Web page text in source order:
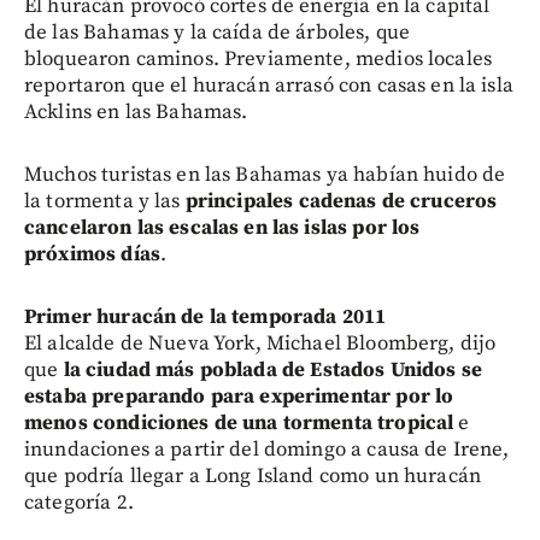
El huracán provocó cortes de energía en la capital
de las Bahamas y la caída de árboles, que
bloquearon caminos. Previamente, medios locales
reportaron que el huracán arrasó con casas en la isla
Acklins en las Bahamas.
Muchos turistas en las Bahamas ya habían huido de
la tormenta y las principales cadenas de cruceros
cancelaron las escalas en las islas por los
próximos días.
Primer huracán de la temporada 2011
El alcalde de Nueva York, Michael Bloomberg, dijo
que la ciudad más poblada de Estados Unidos se
estaba preparando para experimentar por lo
menos condiciones de una tormenta tropicale
inundaciones a partir del domingo a causa de Irene,
que podría llegar a Long Island como un huracán
categoría 2.